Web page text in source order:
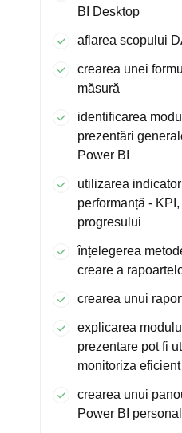
BI Desktop
aflarea scopului
crearea unei
măsură
identificarea
prezentări
Power BI
utilizarea
performanță -
progresului
înțelegerea
creare a
crearea unui
explicarea
prezentare pot fi
monitoriza
crearea unui
Power BI